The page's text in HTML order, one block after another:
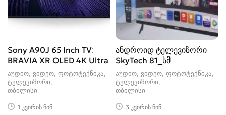
Sony A90J 65 Inch TV:
BRAVIA XR OLED 4K Ultra
აუდიო, ვიდეო, ფოტოტექნიკა,
ტელევიზორი
თბილისი
1 კვირის წინ
ანდროიდ ტელევიზორი
SkyTech 81_სმ
აუდიო, ვიდეო, ფოტოტექნიკა,
ტელევიზორი
თბილისი
3 კვირის წინ